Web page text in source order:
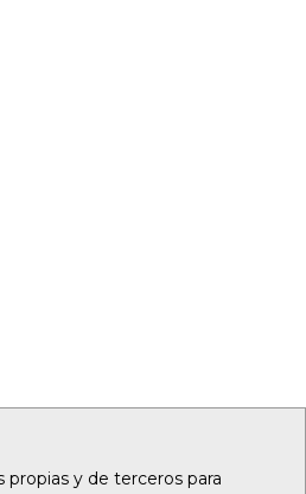
propias y de terceros para